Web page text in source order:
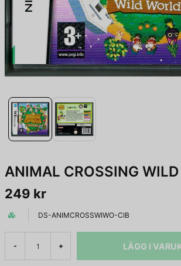
ANIMAL CROSSING
249 kr
DS-ANIMCROSSWIWO-CIB
- + LÄGG I